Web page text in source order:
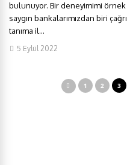
bulunuyor. Bir deneyimimi
saygın bankalarımızdan biri
tanıma il...
5 Eylül 2022
1 2 3